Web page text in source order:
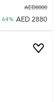
8000
AED
2880
AED
64%